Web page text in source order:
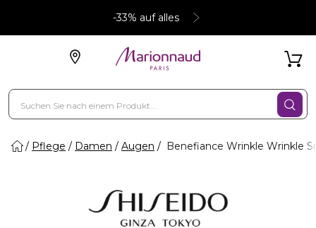
-33% auf alles
Pflege Damen Augen Benefiance Wrinkle Wrinkle